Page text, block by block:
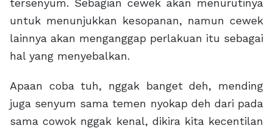
untuk menunjukkan kesopanan, namun cewek
lainnya akan menganggap perlakuan itu sebagai
hal yang menyebalkan.
Apaan coba tuh, nggak banget deh, mending
juga senyum sama temen nyokap deh dari pada
sama cowok nggak kenal, dikira kita kecentilan